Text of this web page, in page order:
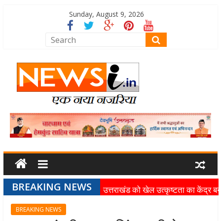
Sunday, August 9, 2026
BREAKING NEWS
उत्तराखंड को खेल उत्कृष्टता का केंद्र
स्पोर्ट्स यूनिवर्सिटी परियोजना
BREAKING NEWS